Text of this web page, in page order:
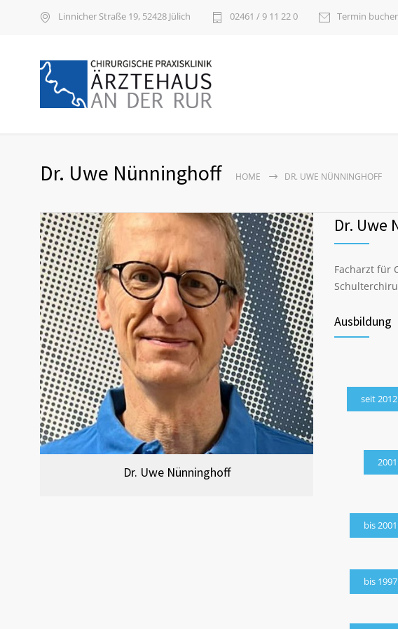
Linnicher Straße 19, 52428 Jülich 02461 / 9 11 22 0 Termin
Dr. Uwe Nünninghoff HOME DR. UWE NÜNNINGHOFF
Dr. Uwe Nünninghoff
Dr. Uwe
Facharzt für
Ausbildung
seit 2012
2001
bis 2001
bis 1997